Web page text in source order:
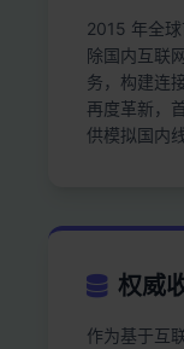
2015 年全
除国内互联
务，构建连
再度革新，
供模拟国内
权威
作为基于互